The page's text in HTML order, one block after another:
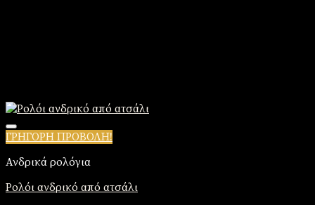
ΓΡΗΓΟΡΗ ΠΡΟΒΟΛΗ!
Ανδρικά ρολόγια
Ρολόι ανδρικό από ατσάλι